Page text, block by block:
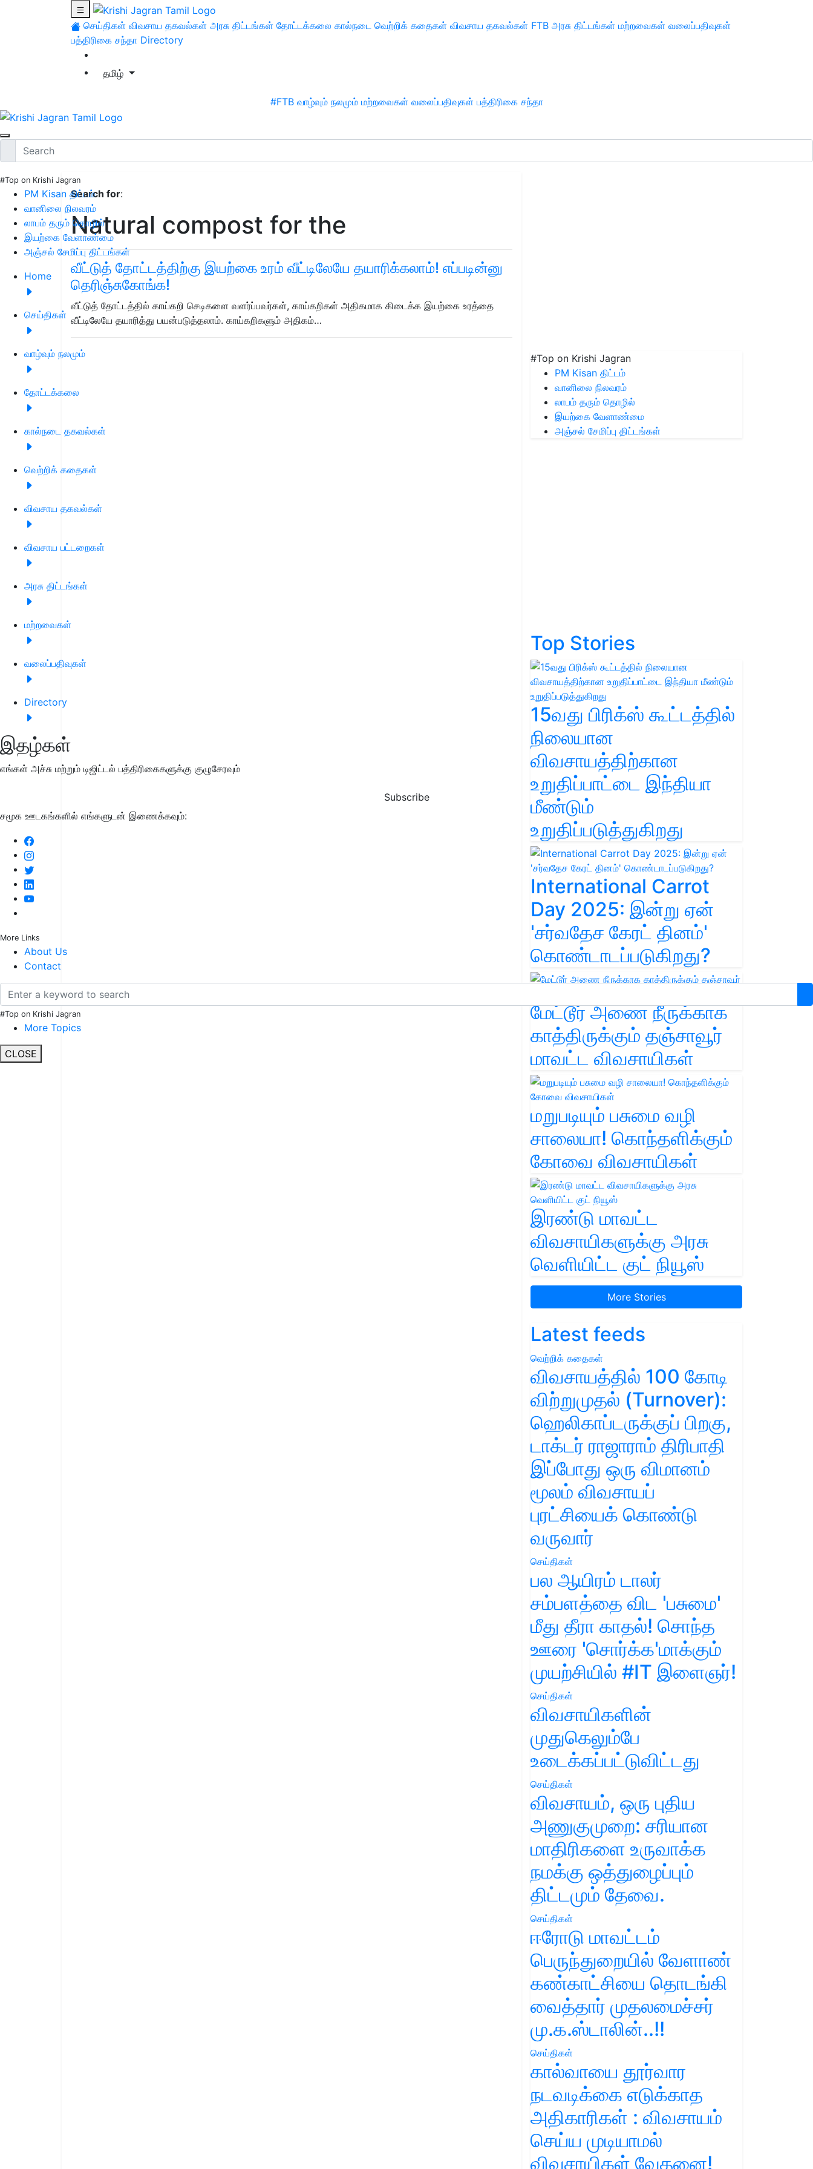
செய்திகள் விவசாய தகவல்கள் அரசு திட்டங்கள் தோட்டக்கலை கால்நடை வெற்றிக் கதைகள் விவசாய தகவல்கள் FTB அரசு திட்டங்கள் மற்றவைகள் வலைப்பதிவுகள்
பத்திரிகை சந்தா Directory
தமிழ்
#FTB வாழ்வும் நலமும் மற்றவைகள் வலைப்பதிவுகள் பத்திரிகை சந்தா
#Top on Krishi Jagran
PM Kisan திட்டம்
வானிலை நிலவரம்
லாபம் தரும் தொழில்
இயற்கை வேளாண்மை
அஞ்சல் சேமிப்பு திட்டங்கள்
Home
செய்திகள்
வாழ்வும் நலமும்
தோட்டக்கலை
கால்நடை தகவல்கள்
வெற்றிக் கதைகள்
விவசாய தகவல்கள்
விவசாய பட்டறைகள்
அரசு திட்டங்கள்
மற்றவைகள்
வலைப்பதிவுகள்
Directory
இதழ்கள்
எங்கள் அச்சு மற்றும் டிஜிட்டல் பத்திரிகைகளுக்கு குழுசேரவும்
Subscribe
சமூக ஊடகங்களில் எங்களுடன் இணைக்கவும்:
More Links
About Us
Contact
#Top on Krishi Jagran
More Topics
CLOSE
Search for:
Natural compost for the
வீட்டுத் தோட்டத்திற்கு இயற்கை உரம் வீட்டிலேயே தயாரிக்கலாம்! எப்படின்னு
தெரிஞ்சுகோங்க!
வீட்டுத் தோட்டத்தில் காய்கறி செடிகளை வளர்ப்பவர்கள், காய்கறிகள் அதிகமாக கிடைக்க இயற்கை உரத்தை
வீட்டிலேயே தயாரித்து பயன்படுத்தலாம். காய்கறிகளும் அதிகம்…
#Top on Krishi Jagran
PM Kisan திட்டம்
வானிலை நிலவரம்
லாபம் தரும் தொழில்
இயற்கை வேளாண்மை
அஞ்சல் சேமிப்பு திட்டங்கள்
Top Stories
15வது பிரிக்ஸ் கூட்டத்தில்
நிலையான
விவசாயத்திற்கான
உறுதிப்பாட்டை இந்தியா
மீண்டும்
உறுதிப்படுத்துகிறது
International Carrot
Day 2025: இன்று ஏன்
'சர்வதேச கேரட் தினம்'
கொண்டாடப்படுகிறது?
மேட்டூர் அணை நீருக்காக
காத்திருக்கும் தஞ்சாவூர்
மாவட்ட விவசாயிகள்
மறுபடியும் பசுமை வழி
சாலையா! கொந்தளிக்கும்
கோவை விவசாயிகள்
இரண்டு மாவட்ட
விவசாயிகளுக்கு அரசு
வெளியிட்ட குட் நியூஸ்
More Stories
Latest feeds
வெற்றிக் கதைகள்
விவசாயத்தில் 100 கோடி
விற்றுமுதல் (Turnover):
ஹெலிகாப்டருக்குப் பிறகு,
டாக்டர் ராஜாராம் திரிபாதி
இப்போது ஒரு விமானம்
மூலம் விவசாயப்
புரட்சியைக் கொண்டு
வருவார்
செய்திகள்
பல ஆயிரம் டாலர்
சம்பளத்தை விட 'பசுமை'
மீது தீரா காதல்! சொந்த
ஊரை 'சொர்க்க'மாக்கும்
முயற்சியில் #IT இளைஞர்!
செய்திகள்
விவசாயிகளின்
முதுகெலும்பே
உடைக்கப்பட்டுவிட்டது
செய்திகள்
விவசாயம், ஒரு புதிய
அணுகுமுறை: சரியான
மாதிரிகளை உருவாக்க
நமக்கு ஒத்துழைப்பும்
திட்டமும் தேவை.
செய்திகள்
ஈரோடு மாவட்டம்
பெருந்துறையில் வேளாண்
கண்காட்சியை தொடங்கி
வைத்தார் முதலமைச்சர்
மு.க.ஸ்டாலின்..!!
செய்திகள்
கால்வாயை தூர்வார
நடவடிக்கை எடுக்காத
அதிகாரிகள் : விவசாயம்
செய்ய முடியாமல்
விவசாயிகள் வேதனை!